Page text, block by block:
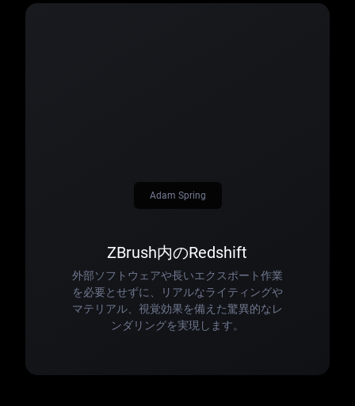
ZBrush内のRedshift
外部ソフトウェアや長いエクスポート作業
を必要とせずに、リアルなライティングや
マテリアル、視覚効果を備えた驚異的なレ
ンダリングを実現します。
Adam Spring